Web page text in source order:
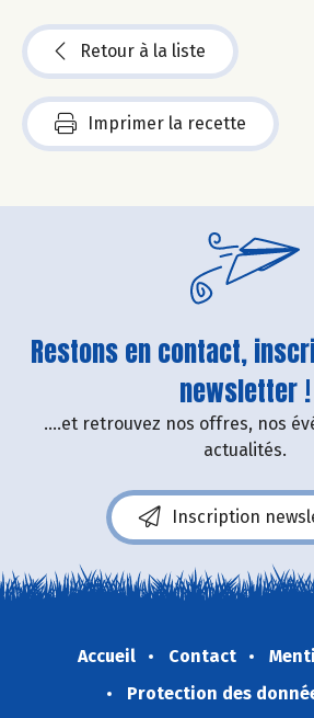
Retour à la liste
Imprimer la recette
Restons en contact,
newsletter !
....et retrouvez nos offres, nos
actualités.
Inscription
Accueil Contact
Protection des